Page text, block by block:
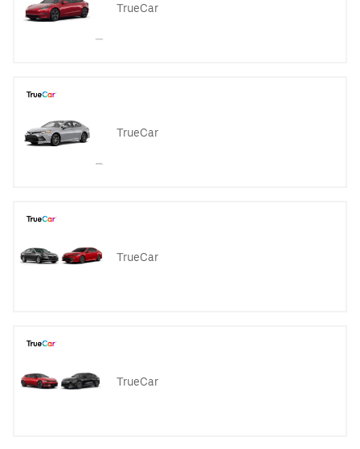
TrueCar
TrueCar
TrueCar
TrueCar